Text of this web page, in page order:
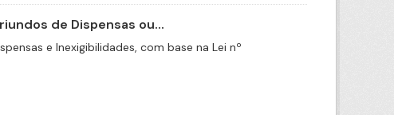
de Dispensas ou...
e Inexigibilidades, com base na Lei nº